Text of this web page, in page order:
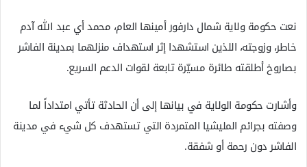
نعت حكومة ولاية شمال دارفور أمينها العام، محمد أي عبد الله آدم
خاطر، وزوجته، اللذين استشهدا إثر استهداف منزلهما بمدينة الفاشر
بصاروخ أطلقته طائرة مسيّرة تابعة لقوات الدعم السريع.
وأشارت حكومة الولاية في بيانها إلى أن الحادثة تأتي امتداداً لما
وصفته بجرائم المليشيا المتمردة التي تستهدف كل شيء في مدينة
الفاشر دون رحمة أو شفقة.